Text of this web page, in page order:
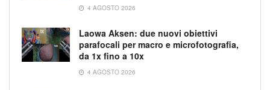
4 AGOSTO 2026
Laowa Aksen: due nuovi obiettivi
parafocali per macro e microfotografia,
da 1x fino a 10x
4 AGOSTO 2026